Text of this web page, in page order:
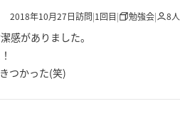
2018年10月27日訪問|1 回目| 勉強会| 8人
感がありました。
つかった(笑)